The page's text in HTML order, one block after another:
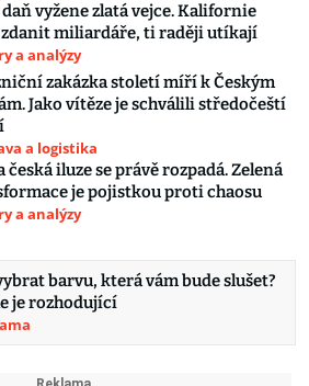
daň vyžene zlatá vejce. Kalifornie
zdanit miliardáře, ti raději utíkají
a analýzy
zakázka století míří k Českým
Jako vítěze je schválili středočeští
a logistika
česká iluze se právě rozpadá. Zelená
je pojistkou proti chaosu
a analýzy
barvu, která vám bude slušet?
je rozhodující